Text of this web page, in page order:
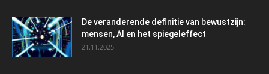
De veranderende definitie van bewustzijn:
mensen, AI en het spiegeleffect
21.11.2025